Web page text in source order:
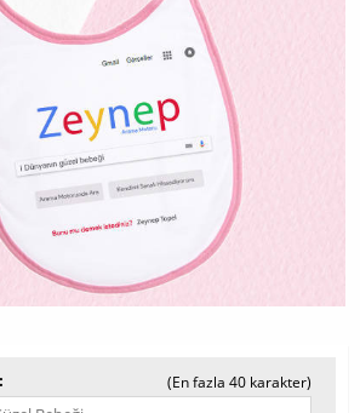
(En fazla 40 karakter)